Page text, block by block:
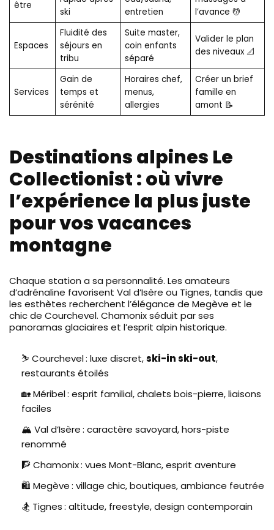
être
ski
entretien
l’avance 💆
Espaces
Fluidité des
séjours en
tribu
Suite master,
coin enfants
séparé
Valider le plan
des niveaux 📐
Services
Gain de
temps et
sérénité
Horaires chef,
menus,
allergies
Créer un brief
famille en
amont 📝
Destinations alpines Le
Collectionist : où vivre
l’expérience la plus juste
pour vos vacances
montagne
Chaque station a sa personnalité. Les amateurs
d’adrénaline favorisent Val d’Isère ou Tignes, tandis que
les esthètes recherchent l’élégance de Megève et le
chic de Courchevel. Chamonix séduit par ses
panoramas glaciaires et l’esprit alpin historique.
⛷️ Courchevel : luxe discret,ski-in ski-out,
restaurants étoilés
🏡 Méribel : esprit familial, chalets bois-pierre, liaisons
faciles
🏔️ Val d’Isère : caractère savoyard, hors-piste
renommé
🧗 Chamonix : vues Mont-Blanc, esprit aventure
🛍️ Megève : village chic, boutiques, ambiance feutrée
🏂 Tignes : altitude, freestyle, design contemporain